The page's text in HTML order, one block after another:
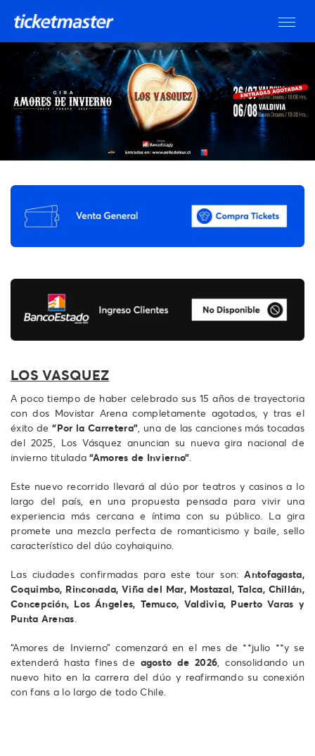
LOS VASQUEZ
A poco tiempo de haber celebrado sus 15 años de trayectoria
con dos Movistar Arena completamente agotados, y tras el
éxito de“Por la Carretera” , una de las canciones más tocadas
del 2025, Los Vásquez anuncian su nueva gira nacional de
invierno titulada“Amores de Invierno”
Este nuevo recorrido llevará al dúo por teatros y casinos a lo
largo del país, en una propuesta pensada para vivir una
experiencia más cercana e íntima con su público. La gira
promete una mezcla perfecta de romanticismo y baile, sello
característico del dúo coyhaiquino.
Las ciudades confirmadas para este tour son:Antofagasta,
Coquimbo, Rinconada, Viña del Mar, Mostazal, Talca, Chillán,
Concepción, Los Ángeles, Temuco, Valdivia, Puerto Varas y
Punta Arenas
“Amores de Invierno” comenzará en el mes de **julio **y se
extenderá hasta fines de agosto de 2026 , consolidando un
nuevo hito en la carrera del dúo y reafirmando su conexión
con fans a lo largo de todo Chile.